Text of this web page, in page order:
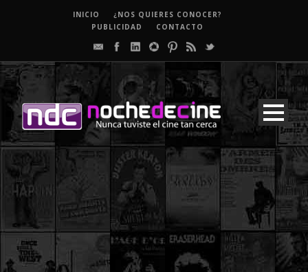
INICIO
¿NOS QUIERES CONOCER?
PUBLICIDAD
CONTACTO